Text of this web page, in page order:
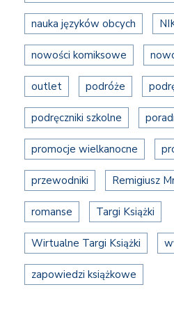
nauka języków obcych
nowości komiksowe
outlet podróże
podręczniki szkolne
promocje wielkanocne
przewodniki Remigiusz
romanse Targi Książki
Wirtualne Targi Książki
zapowiedzi książkowe